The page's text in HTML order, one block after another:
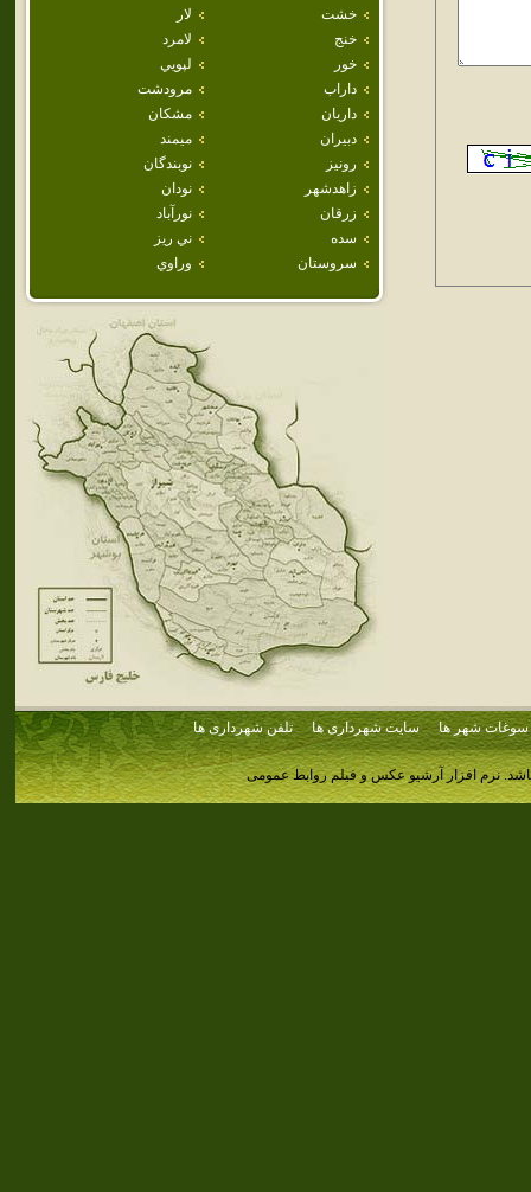
خشت
لار
خنج
لامرد
خور
لپويي
داراب
مرودشت
داريان
مشكان
دبيران
ميمند
رونيز
نوبندگان
زاهدشهر
نودان
زرقان
نورآباد
سده
ني ريز
سروستان
وراوي
سوغات شهر ها سایت شهرداری ها تلفن شهرداری ها
نرم افزار آرشیو عکس و فیلم روابط عمومی